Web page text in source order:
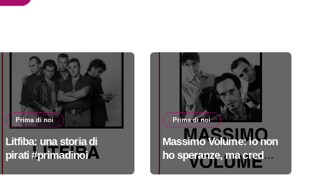
Prima di noi
Litfiba: una storia di
pirati #primadinoi
Prima di noi
Massimo Volume: io non
ho speranze, ma credo
nella cura #primadinoi